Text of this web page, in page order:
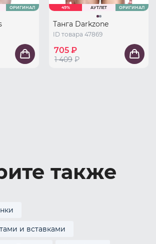
ОРИГИНАЛ 49% АУТЛЕТ ОРИГИНАЛ
Танга Darkzone
ID товара 47869
705 ₽
1 409 ₽
также
и вставками